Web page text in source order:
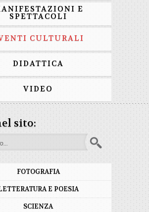
E
SPETTACOLI
CULTURALI
DIDATTICA
VIDEO
sito:
FOTOGRAFIA
E POESIA
SCIENZA